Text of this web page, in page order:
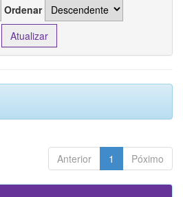
Ordenar
Anterior 1 Póximo